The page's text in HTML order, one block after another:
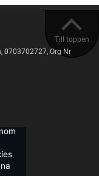
Till toppen
0703702727, Org Nr